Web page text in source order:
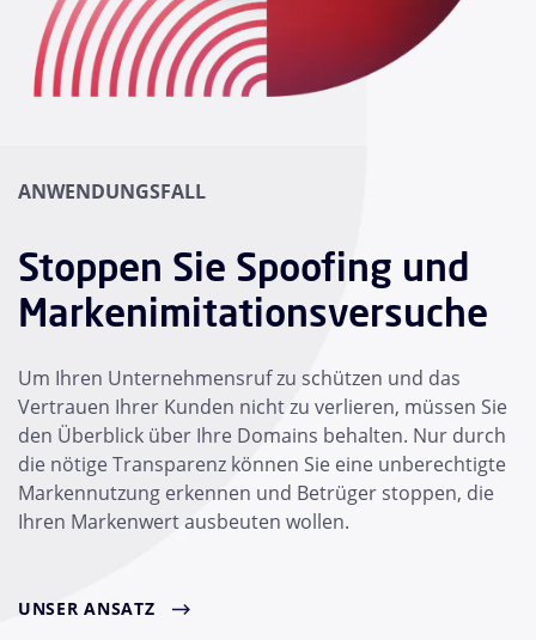
ANWENDUNGSFALL
Stoppen Sie Spoofing und
Markenimitationsversuche
Um Ihren Unternehmensruf zu schützen und das
Vertrauen Ihrer Kunden nicht zu verlieren, müssen Sie
den Überblick über Ihre Domains behalten. Nur durch
die nötige Transparenz können Sie eine unberechtigte
Markennutzung erkennen und Betrüger stoppen, die
Ihren Markenwert ausbeuten wollen.
UNSER ANSATZ